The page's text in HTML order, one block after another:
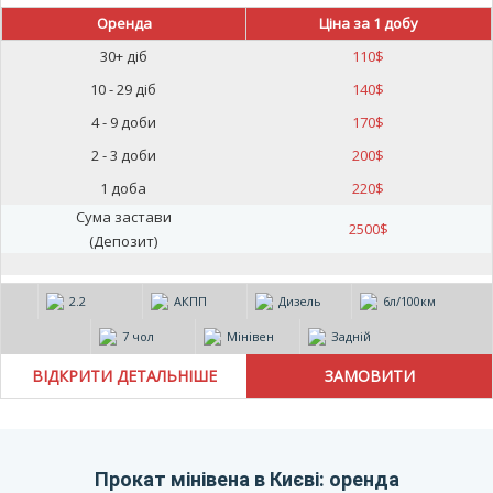
Оренда
Ціна за 1 добу
30+ діб
110$
10 - 29 діб
140$
4 - 9 доби
170$
2 - 3 доби
200$
1 доба
220$
Сума застави
(Депозит)
2500$
2.2 АКПП Дизель 6л/100км
7 чол Мінівен Задній
ВІДКРИТИ ДЕТАЛЬНІШЕ
Прокат мінівена в Києві: оренда